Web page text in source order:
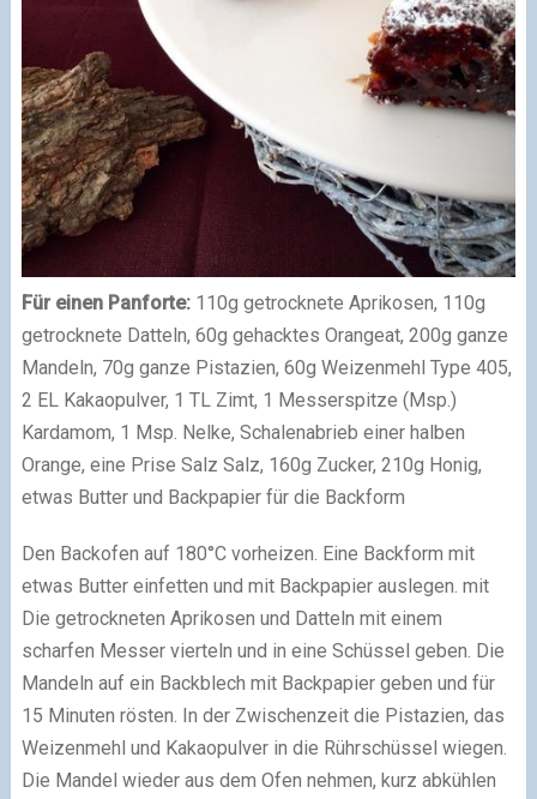
Für einen Panforte: 110g getrocknete Aprikosen, 110g
getrocknete Datteln, 60g gehacktes Orangeat, 200g ganze
Mandeln, 70g ganze Pistazien, 60g Weizenmehl Type 405,
2 EL Kakaopulver, 1 TL Zimt, 1 Messerspitze (Msp.)
Kardamom, 1 Msp. Nelke, Schalenabrieb einer halben
Orange, eine Prise Salz Salz, 160g Zucker, 210g Honig,
etwas Butter und Backpapier für die Backform
Den Backofen auf 180°C vorheizen. Eine Backform mit
etwas Butter einfetten und mit Backpapier auslegen. mit
Die getrockneten Aprikosen und Datteln mit einem
scharfen Messer vierteln und in eine Schüssel geben. Die
Mandeln auf ein Backblech mit Backpapier geben und für
15 Minuten rösten. In der Zwischenzeit die Pistazien, das
Weizenmehl und Kakaopulver in die Rührschüssel wiegen.
Die Mandel wieder aus dem Ofen nehmen, kurz abkühlen